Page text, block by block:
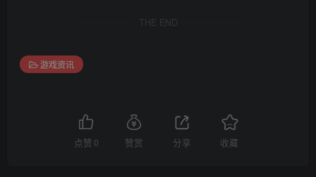
THE END
游戏资讯
点赞 0 赞赏 分享 收藏